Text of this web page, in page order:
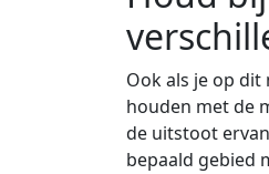
Ook als je op
houden met de
de uitstoot
bepaald gebied